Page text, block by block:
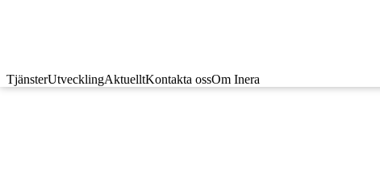
TjänsterUtvecklingAktuelltKontakta ossOm Inera